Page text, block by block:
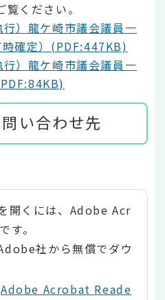
ください。
行）龍ケ崎市議会議員一
確定）(PDF:447KB)
行）龍ケ崎市議会議員一
い合わせ先
開くには、Adobe Acr
。
社から無償でダウ
Adobe Acrobat Reade